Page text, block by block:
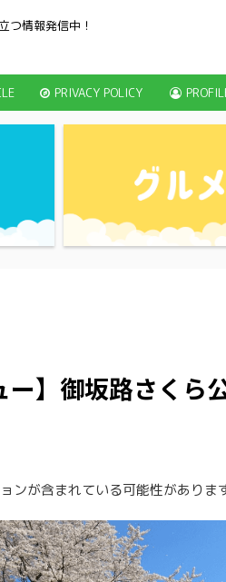
つ情報発信中！
PRIVACY POLICY
ー】御坂路さくら
ンが含まれている可能性がありま